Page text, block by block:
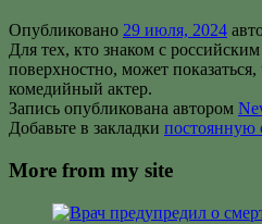
Опубликовано 29 июля, 2024
Для тех, кто знаком с
поверхностно, может
комедийный актер.
Запись опубликована автором
Добавьте в закладки постоянную
More from my site